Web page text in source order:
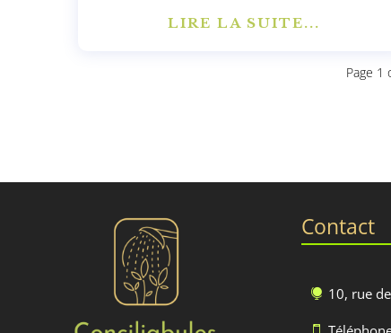
LIRE LA SUITE...
Page 1
Contact
 10, rue